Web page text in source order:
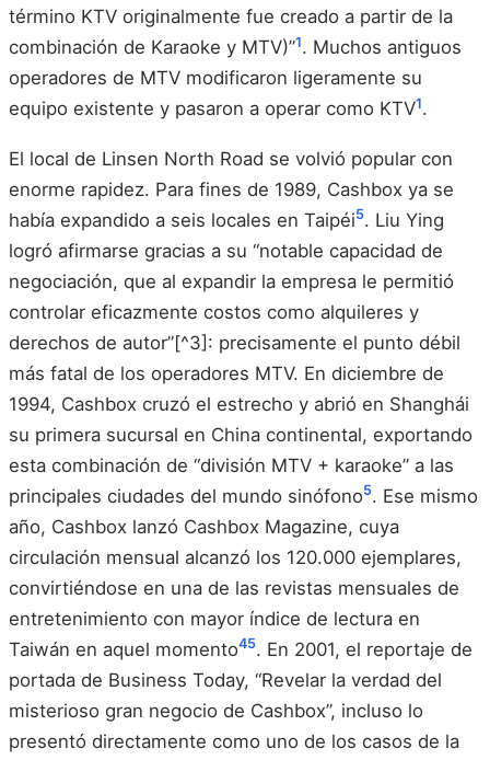
término KTV originalmente fue creado a partir de la
combinación de Karaoke y MTV)”1. Muchos antiguos
operadores de MTV modificaron ligeramente su
equipo existente y pasaron a operar como KTV1.
El local de Linsen North Road se volvió popular con
enorme rapidez. Para fines de 1989, Cashbox ya se
había expandido a seis locales en Taipéi5. Liu Ying
logró afirmarse gracias a su “notable capacidad de
negociación, que al expandir la empresa le permitió
controlar eficazmente costos como alquileres y
derechos de autor”[^3]: precisamente el punto débil
más fatal de los operadores MTV. En diciembre de
1994, Cashbox cruzó el estrecho y abrió en Shanghái
su primera sucursal en China continental, exportando
esta combinación de “división MTV + karaoke” a las
principales ciudades del mundo sinófono5. Ese mismo
año, Cashbox lanzó Cashbox Magazine, cuya
circulación mensual alcanzó los 120.000 ejemplares,
convirtiéndose en una de las revistas mensuales de
entretenimiento con mayor índice de lectura en
Taiwán en aquel momento45. En 2001, el reportaje de
portada de Business Today, “Revelar la verdad del
misterioso gran negocio de Cashbox”, incluso lo
presentó directamente como uno de los casos de la